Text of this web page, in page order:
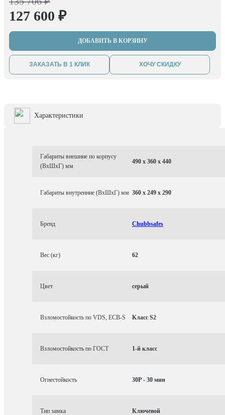
127 600 ₽
ДОБАВИТЬ В КОРЗИНУ
ЗАКАЗАТЬ В 1 КЛИК ХОЧУ СКИДКУ
Характеристики
Габариты внешние по корпусу
(ВхШхГ) мм
490 x 360 x 440
Габариты внутренние (ВхШхГ) мм 360 x 249 x 290
Бренд Chubbsafes
Вес (кг) 62
Цвет серый
Взломостойкость по VDS, ECB-S Класс S2
Взломостойкость по ГОСТ 1-й класс
Огнестойкость 30P - 30 мин
Тип замка Ключевой